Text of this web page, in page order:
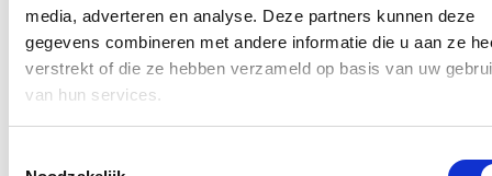
media, adverteren en analyse. Deze partners kunnen deze
gegevens combineren met andere informatie die u aan ze
verstrekt of die ze hebben verzameld op basis van uw
van hun services.
‘Ook in West-Vlaanderen is dat het geval,’ geeft Loes Vandromme,
Vlaams parlementslid voor cd&v aan. ‘Mensen met een chronische
ziekte of handicap trekken zich vaak op aan naar het werk kunnen
gaan. Dankzij extra ondersteuning kunnen ze dat. Een inclusieve
samenleving betekent ook inclusie op de arbeidsmarkt.’
Lees meer